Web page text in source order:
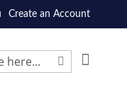
Create an Account